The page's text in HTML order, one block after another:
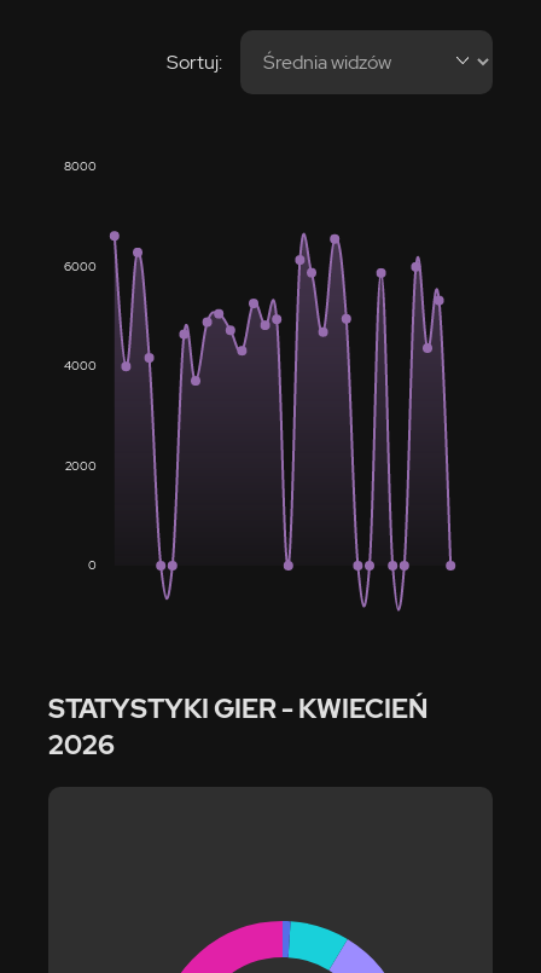
Sortuj:
0
2000
4000
6000
8000
STATYSTYKI GIER- KWIECIEŃ
2026